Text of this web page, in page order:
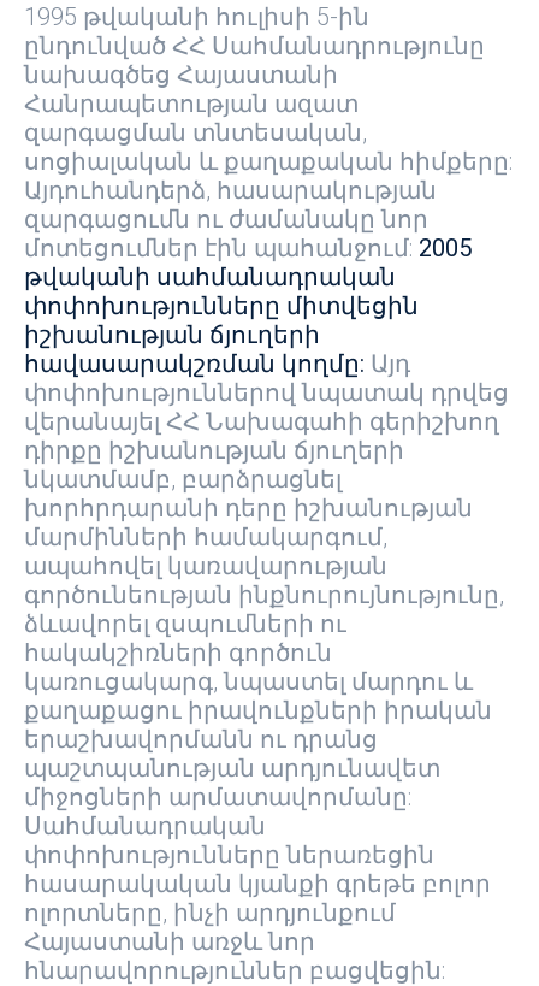
1995 թվականի հուլիսի 5-ին
ընդունված ՀՀ Սահմանադրությունը
նախագծեց Հայաստանի
Հանրապետության ազատ
զարգացման տնտեսական,
սոցիալական և քաղաքական հիմքերը:
Այդուհանդերձ, հասարակության
զարգացումն ու ժամանակը նոր
մոտեցումներ էին պահանջում: 2005
թվականի սահմանադրական
փոփոխությունները միտվեցին
իշխանության ճյուղերի
հավասարակշռման կողմը: Այդ
փոփոխություններով նպատակ դրվեց
վերանայել ՀՀ Նախագահի գերիշխող
դիրքը իշխանության ճյուղերի
նկատմամբ, բարձրացնել
խորհրդարանի դերը իշխանության
մարմինների համակարգում,
ապահովել կառավարության
գործունեության ինքնուրույնությունը,
ձևավորել զսպումների ու
հակակշիռների գործուն
կառուցակարգ, նպաստել մարդու և
քաղաքացու իրավունքների իրական
երաշխավորմանն ու դրանց
պաշտպանության արդյունավետ
միջոցների արմատավորմանը:
Սահմանադրական
փոփոխությունները ներառեցին
հասարակական կյանքի գրեթե բոլոր
ոլորտները, ինչի արդյունքում
Հայաստանի առջև նոր
հնարավորություններ բացվեցին: